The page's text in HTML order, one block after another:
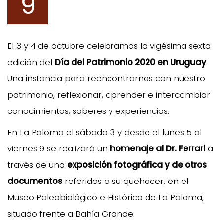
El 3 y 4 de octubre celebramos la vigésima sexta
edición del Día del Patrimonio 2020 en Uruguay.
Una instancia para reencontrarnos con nuestro
patrimonio, reflexionar, aprender e intercambiar
conocimientos, saberes y experiencias.
En La Paloma el sábado 3 y desde el lunes 5 al
viernes 9 se realizará un homenaje al Dr. Ferrari a
través de una exposición fotográfica y de otros
documentos referidos a su quehacer, en el
Museo Paleobiológico e Histórico de La Paloma,
situado frente a Bahía Grande.